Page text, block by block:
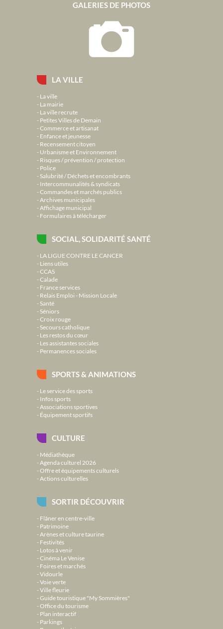
LA VILLE
La ville
La mairie
La ville recrute
Petites Villes de Demain
Commerce et artisanat
Enfance et jeunesse
Recensement citoyen
Urbanisme et Environnement
Risques / prévention / protection
Police
Salubrité / Déchets et encombrants
Intercommunalités & syndicats
Commandes et marchés publics
Archives municipales
Affichage municipal
Formulaires à télécharger
SOCIAL, SOLIDARITÉ SANTÉ
LA LIGUE CONTRE LE CANCER
Liens utiles
CCAS
Calade
France services
Relais Emploi - Mission Locale
Santé
Séniors
Croix rouge
Secours catholique
Les restos du cœur
Les assistantes sociales
Permanences sociales
SPORTS & ANIMATIONS
Le service des sports
Infos sports
Associations sportives
Équipement sportifs
CULTURE
Médiathèque
Agenda culturel 2026
Offre et équipements culturels
Actions culturelles
SORTIR DÉCOUVRIR
Flâner en centre-ville
Patrimoine
Arènes et culture taurine
Festivités
Lotos à venir
Cinéma Le Venise
Foires et marchés
Vidourle
Voie verte
Ville fleurie
Guide touristique "My Sommières"
Office du tourisme
Plan interactif
Parkings
GALERIES DE PHOTOS